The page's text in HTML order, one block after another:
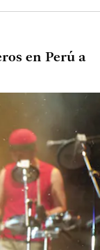
en Perú a